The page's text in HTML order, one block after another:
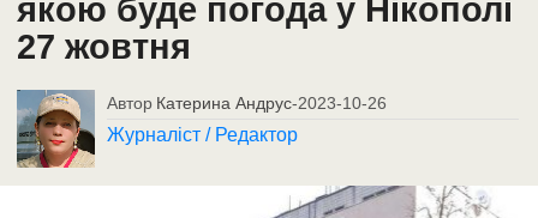
якою буде погода у Нікополі
27 жовтня
Автор Катерина Андрус-2023-10-26
Журналіст / Редактор